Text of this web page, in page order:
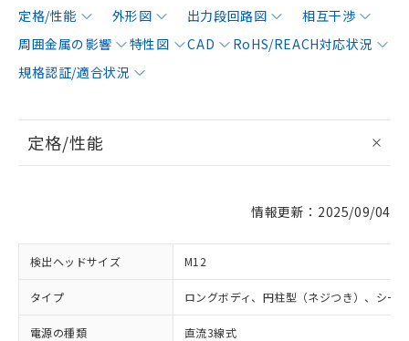
定格/性能 外形図 出力段回路図
相互干渉
周囲金属の影響
特性図 CAD
RoHS/REACH対応状況
規格認証/適合状況
定格/性能
情報更新：2025/09/04
検出ヘッドサイズ M12
タイプ ロングボディ、円柱型（ネジつき）、シー
電源の種類 直流3線式